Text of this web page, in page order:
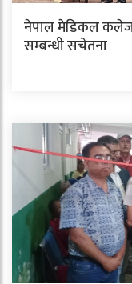
नेपाल मेडिकल
सम्बन्धी सचेतना